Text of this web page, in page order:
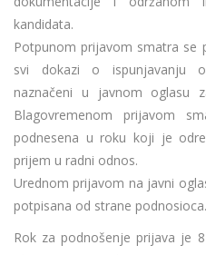
kandidata.
Potpunom prijavom smatra se
svi dokazi o ispunjavanju
naznačeni u javnom oglasu
Blagovremenom prijavom
podnesena u roku koji je
prijem u radni odnos.
Urednom prijavom na javni
potpisana od strane podnosioca.
Rok za podnošenje prijava je